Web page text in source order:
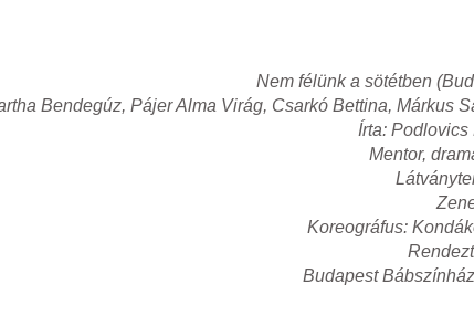
Nem félünk a sötétben
Bendegúz, Pájer Alma Virág, Csarkó Bettina, Márkus
Írta: Podlovics
Mentor,
Koreográfus:
Budapest